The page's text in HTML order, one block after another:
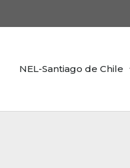
NEL-Santiago de Chile